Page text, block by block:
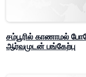
சம்பூரில் காணாமல்
ஆர்வமுடன் பங்கேற்பு